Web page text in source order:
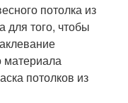
потолка из
для того, чтобы
материала
потолков из